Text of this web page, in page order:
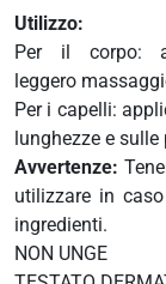
Utilizzo:
Per il corpo:
leggero
Per i capelli:
lunghezze e
Avvertenze:
utilizzare in
ingredienti.
NON UNGE